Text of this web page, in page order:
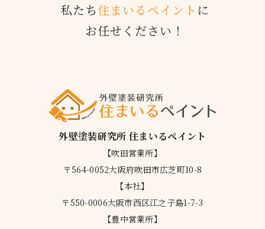
私たち住まいるペイント に
お任せください！
外壁塗装研究所 住まいるペイント
【吹田営業所】
〒564-0052大阪府吹田市広芝町10-8
【本社】
〒550-0006大阪市西区江之子島1-7-3
【豊中営業所】